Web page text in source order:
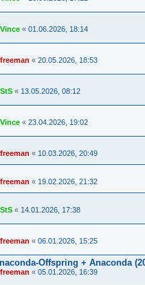
Vince « 01.06.2026, 18:14
freeman « 20.05.2026, 18:53
StS « 13.05.2026, 08:12
Vince « 23.04.2026, 19:02
freeman « 10.03.2026, 20:49
freeman « 19.02.2026, 21:32
StS « 14.01.2026, 17:38
freeman « 06.01.2026, 15:25
Offspring + Anaconda
freeman « 05.01.2026, 16:39